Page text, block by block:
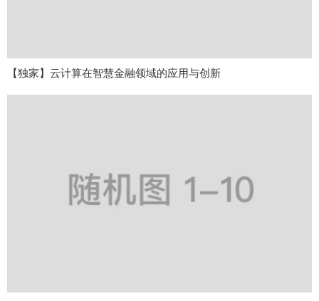
【独家】云计算在智慧金融领域的应用与创新